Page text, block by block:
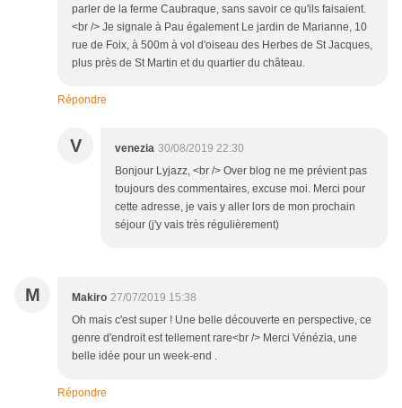
parler de la ferme Caubraque, sans savoir ce qu'ils faisaient.
<br /> Je signale à Pau également Le jardin de Marianne, 10
rue de Foix, à 500m à vol d'oiseau des Herbes de St Jacques,
plus près de St Martin et du quartier du château.
Répondre
V venezia 30/08/2019 22:30
Bonjour Lyjazz, <br /> Over blog ne me prévient pas
toujours des commentaires, excuse moi. Merci pour
cette adresse, je vais y aller lors de mon prochain
séjour (j'y vais très régulièrement)
M Makiro 27/07/2019 15:38
Oh mais c'est super ! Une belle découverte en perspective, ce
genre d'endroit est tellement rare<br /> Merci Vénézia, une
belle idée pour un week-end .
Répondre